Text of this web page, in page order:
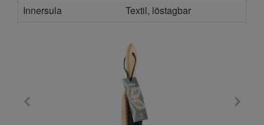
Innersula
Textil, löstagbar